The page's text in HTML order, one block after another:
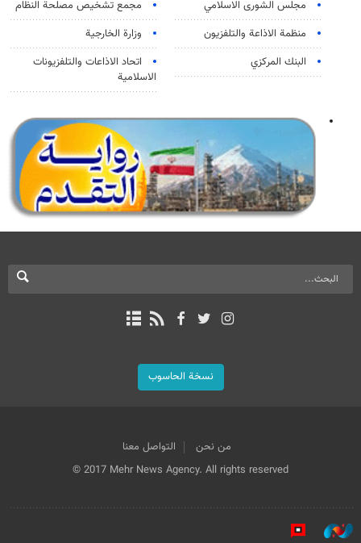
مجلس الشورى الاسلامي
مجمع تشخيص مصلحة النظام
منظمة الاذاعة والتلفزیون
وزارة الخارجية
البنك المركزي
اتحاد الاذاعات والتلفزيونات
الاسلامية
نسخة الحاسوب
من نحن
التواصل معنا
© 2017 Mehr News Agency. All rights reserved